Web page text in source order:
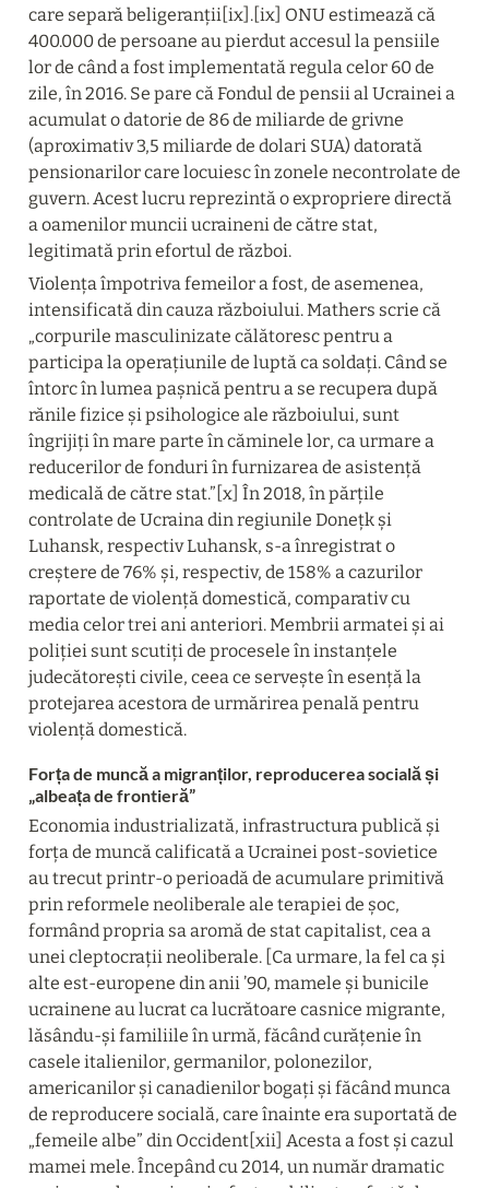
care separă beligeranții[ix].[ix] ONU estimează că
400.000 de persoane au pierdut accesul la pensiile
lor de când a fost implementată regula celor 60 de
zile, în 2016. Se pare că Fondul de pensii al Ucrainei a
acumulat o datorie de 86 de miliarde de grivne
(aproximativ 3,5 miliarde de dolari SUA) datorată
pensionarilor care locuiesc în zonele necontrolate de
guvern. Acest lucru reprezintă o expropriere directă
a oamenilor muncii ucraineni de către stat,
legitimată prin efortul de război.
Violența împotriva femeilor a fost, de asemenea,
intensificată din cauza războiului. Mathers scrie că
„corpurile masculinizate călătoresc pentru a
participa la operațiunile de luptă ca soldați. Când se
întorc în lumea pașnică pentru a se recupera după
rănile fizice și psihologice ale războiului, sunt
îngrijiți în mare parte în căminele lor, ca urmare a
reducerilor de fonduri în furnizarea de asistență
medicală de către stat.”[x] În 2018, în părțile
controlate de Ucraina din regiunile Donețk și
Luhansk, respectiv Luhansk, s-a înregistrat o
creștere de 76% și, respectiv, de 158% a cazurilor
raportate de violență domestică, comparativ cu
media celor trei ani anteriori. Membrii armatei și ai
poliției sunt scutiți de procesele în instanțele
judecătorești civile, ceea ce servește în esență la
protejarea acestora de urmărirea penală pentru
violență domestică.
Forța de muncă a migranților, reproducerea socială și
„albeața de frontieră”
Economia industrializată, infrastructura publică și
forța de muncă calificată a Ucrainei post-sovietice
au trecut printr-o perioadă de acumulare primitivă
prin reformele neoliberale ale terapiei de șoc,
formând propria sa aromă de stat capitalist, cea a
unei cleptocrații neoliberale. [Ca urmare, la fel ca și
alte est-europene din anii ’90, mamele și bunicile
ucrainene au lucrat ca lucrătoare casnice migrante,
lăsându-și familiile în urmă, făcând curățenie în
casele italienilor, germanilor, polonezilor,
americanilor și canadienilor bogați și făcând munca
de reproducere socială, care înainte era suportată de
„femeile albe” din Occident[xii] Acesta a fost și cazul
mamei mele. Începând cu 2014, un număr dramatic